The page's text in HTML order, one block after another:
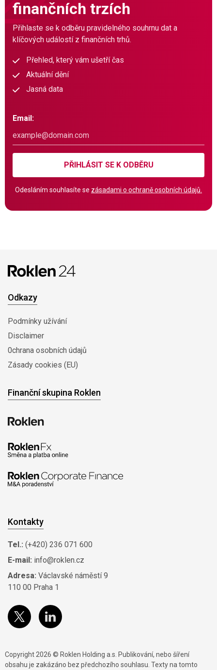
finančních trzích
Přihlaste se k odběru pravidelného souhrnu dat a
klíčových událostí z finančních trhů.
Přehled, který vám ušetří čas
Aktuální dění
Jasná data
Email:
PŘIHLÁSIT SE K ODBĚRU
Odesláním souhlasíte se zásadami o ochraně osobních údajů.
Odkazy
Podmínky užívání
Disclaimer
0chrana osobních údajů
Zásady cookies (EU)
Finanční skupina Roklen
Kontakty
Tel.: (+420) 236 071 600
E-mail: info@roklen.cz
Adresa: Václavské náměstí 9
110 00 Praha 1
Copyright 2026 © Roklen Holding a.s. Publikování, nebo šíření
obsahu je zakázáno bez předchozího souhlasu. Texty na tomto